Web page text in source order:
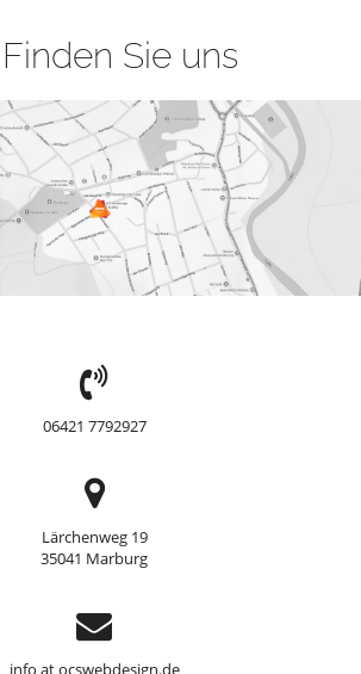
Sie uns
TEL:
06421 7792927
Adresse
Lärchenweg 19
35041 Marburg
Support
info at ocswebdesign.de